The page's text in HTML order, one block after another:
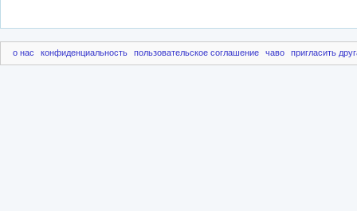
о нас конфиденциальность пользовательское соглашение чаво пригласить